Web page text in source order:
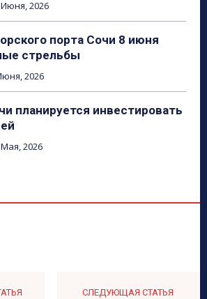
Июня, 2026
порта Сочи 8 июня
стрельбы
2026
планируется инвестировать
2026
СЛЕДУЮЩАЯ СТАТЬЯ